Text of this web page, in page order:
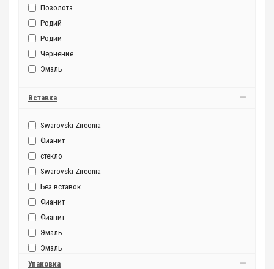
Позолота
Родий
Родий
Чернение
Эмаль
Вставка
Swarovski Zirconia
Фианит
стекло
Swarovski Zirconia
Без вставок
Фианит
Фианит
Эмаль
Эмаль
Упаковка